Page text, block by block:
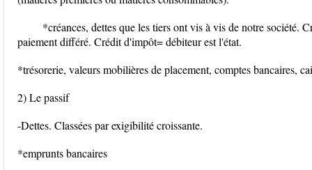
*créances, dettes que les tiers ont vis à vis de notre société.
paiement différé. Crédit d'impôt= débiteur est l'état.
*trésorerie, valeurs mobilières de placement, comptes bancaires,
2) Le passif
-Dettes. Classées par exigibilité croissante.
*emprunts bancaires